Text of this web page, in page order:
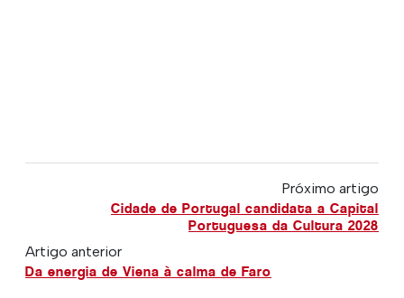
Próximo artigo
Cidade de Portugal candidata a Capital
Portuguesa da Cultura 2028
Artigo anterior
Da energia de Viena à calma de Faro